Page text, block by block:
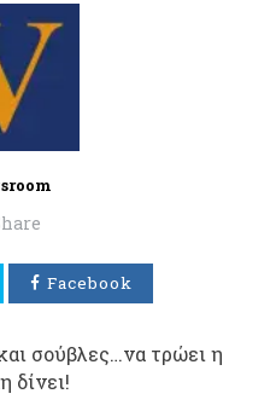
Facebook
σούβλες…να τρώει η
δίνει!